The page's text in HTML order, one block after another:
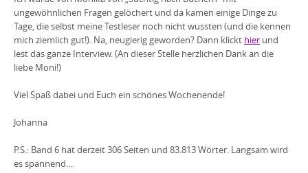
ungewöhnlichen Fragen gelöchert und da kamen einige Dinge zu
Tage, die selbst meine Testleser noch nicht wussten (und die kennen
mich ziemlich gut!). Na, neugierig geworden? Dann klickt hier und
lest das ganze Interview. (An dieser Stelle herzlichen Dank an die
liebe Moni!)
Viel Spaß dabei und Euch ein schönes Wochenende!
Johanna
P.S.: Band 6 hat derzeit 306 Seiten und 83.813 Wörter. Langsam wird
es spannend…